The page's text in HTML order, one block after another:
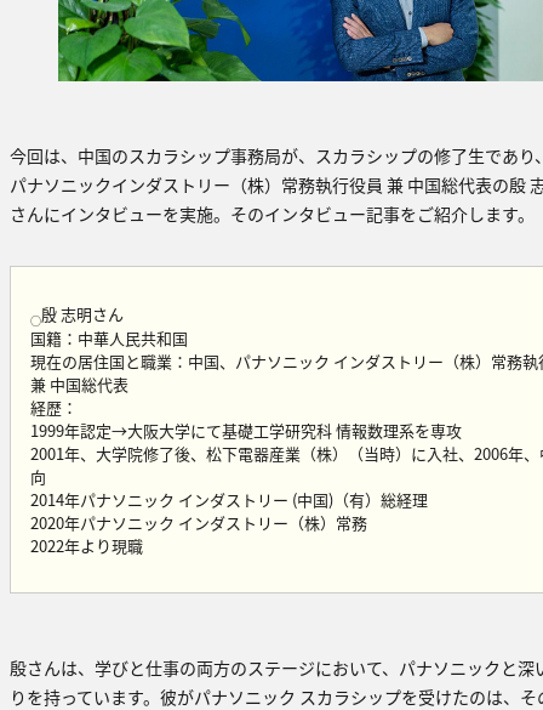
今回は、中国のスカラシップ事務局が、スカラシップの修了生であり
パナソニックインダストリー（株）常務執行役員 兼 中国総代表の殷
さんにインタビューを実施。そのインタビュー記事をご紹介します。
○殷 志明さん
国籍：中華人民共和国
現在の居住国と職業：中国、パナソニック インダストリー（株）常務執
兼 中国総代表
経歴：
1999年認定→大阪大学にて基礎工学研究科 情報数理系を専攻
2001年、大学院修了後、松下電器産業（株）（当時）に入社、2006年
向
2014年パナソニック インダストリー (中国)（有）総経理
2020年パナソニック インダストリー（株）常務
2022年より現職
殷さんは、学びと仕事の両方のステージにおいて、パナソニックと深
りを持っています。彼がパナソニック スカラシップを受けたのは、そ